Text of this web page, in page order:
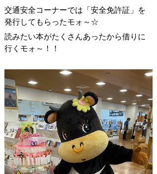
交通安全コーナーでは「安全免許証」を
発行してもらったモォ～☆
読みたい本がたくさんあったから借りに
行くモォ～！！